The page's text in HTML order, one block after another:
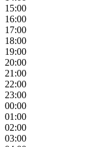
15:00
16:00
17:00
18:00
19:00
20:00
21:00
22:00
23:00
00:00
01:00
02:00
03:00